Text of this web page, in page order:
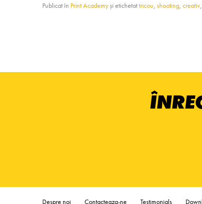
Publicat în Print Academyși etichetattricou shooting creativ
Despre noi Contacteaza-ne Testimonials